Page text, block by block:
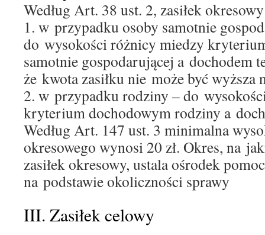
Według Art. 38 ust. 2, zasiłek
1. w przypadku osoby samotnie
do wysokości różnicy miedzy
samotnie gospodarującej a dochodem
że kwota zasiłku nie może być wyższa
2. w przypadku rodziny – do
kryterium dochodowym rodziny a
Według Art. 147 ust. 3 minimalna
okresowego wynosi 20 zł. Okres, na
zasiłek okresowy, ustala ośrodek
na podstawie okoliczności sprawy
III. Zasiłek celowy